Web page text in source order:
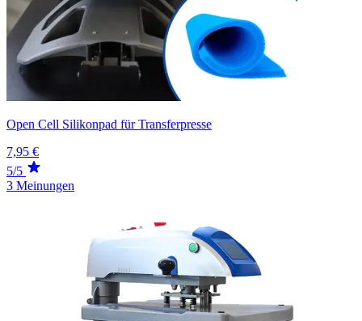
Open Cell Silikonpad für Transferpresse
7,95 €
5/5
3 Meinungen